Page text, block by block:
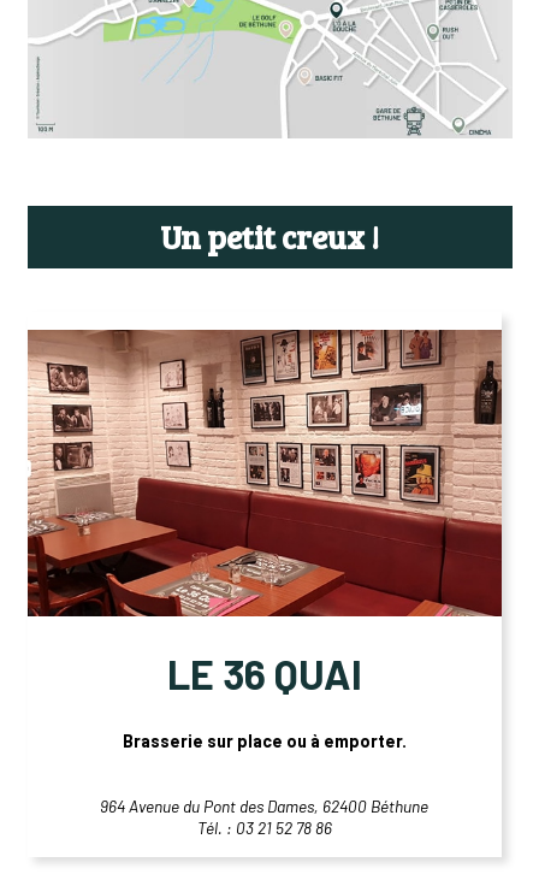
Un petit creux !
LE 36 QUAI
Brasserie sur place ou à emporter.
964 Avenue du Pont des Dames, 62400 Béthune
Tél. : 03 21 52 78 86